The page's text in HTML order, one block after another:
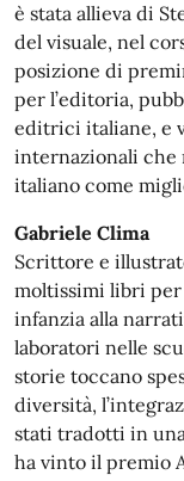
è stata allieva di
del visuale, nel
posizione di
per l’editoria,
editrici italiane, e
internazionali che
italiano come
Gabriele Clima
Scrittore e
moltissimi libri per
infanzia alla
laboratori nelle
storie toccano
diversità,
stati tradotti in
ha vinto il premio